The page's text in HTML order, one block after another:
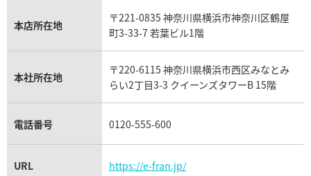
カルティエ買取
フランク ミュラー買取
リシャール・ミル買取
パネライ買取
チューダー（チュードル）買取
本店所在地
〒221-0835 神奈川県横浜市神奈川区鶴屋
町3-33-7 若葉ビル1階
本社所在地
〒220-6115 神奈川県横浜市西区みなとみ
らい2丁目3-3 クイーンズタワーB 15階
電話番号 0120-555-600
URL https://e-fran.jp/